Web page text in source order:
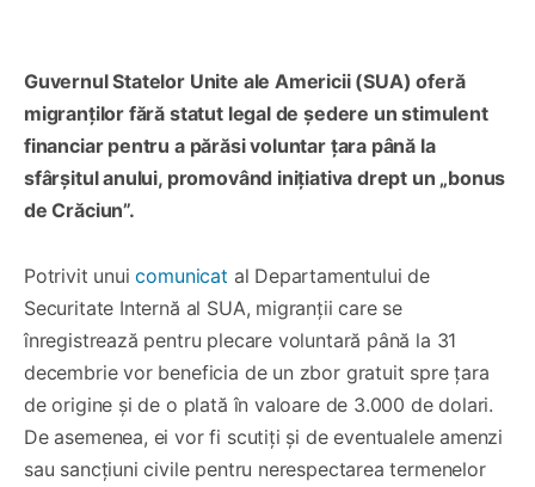
Guvernul Statelor Unite ale Americii (SUA) oferă
migranților fără statut legal de ședere un stimulent
financiar pentru a părăsi voluntar țara până la
sfârșitul anului, promovând inițiativa drept un „bonus
de Crăciun”.
Potrivit unuicomunicat al Departamentului de
Securitate Internă al SUA, migranții care se
înregistrează pentru plecare voluntară până la 31
decembrie vor beneficia de un zbor gratuit spre țara
de origine și de o plată în valoare de 3.000 de dolari.
De asemenea, ei vor fi scutiți și de eventualele amenzi
sau sancțiuni civile pentru nerespectarea termenelor